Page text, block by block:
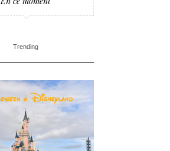
Trending